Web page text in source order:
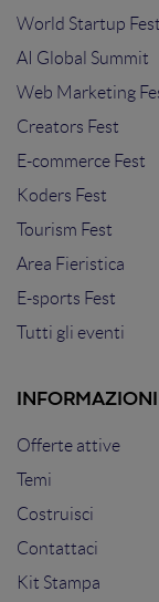
World Startup Fest
AI Global Summit
Web Marketing
Creators Fest
E-commerce Fest
Koders Fest
Tourism Fest
Area Fieristica
E-sports Fest
Tutti gli eventi
INFORMAZIONI
Offerte attive
Temi
Costruisci
Contattaci
Kit Stampa